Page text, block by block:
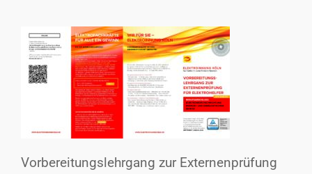
Vorbereitungslehrgang zur Externenprüfung